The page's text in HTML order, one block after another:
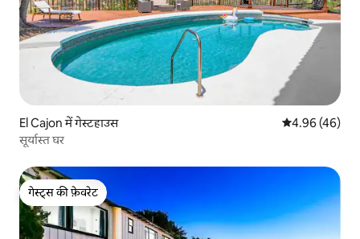
El Cajon में गेस्टहाउस औसत रेटिंग 5 में
4.96 (46)
सूर्यास्त घर
गेस्ट्स की फ़ेवरेट
गेस्ट्स की फ़ेवरेट